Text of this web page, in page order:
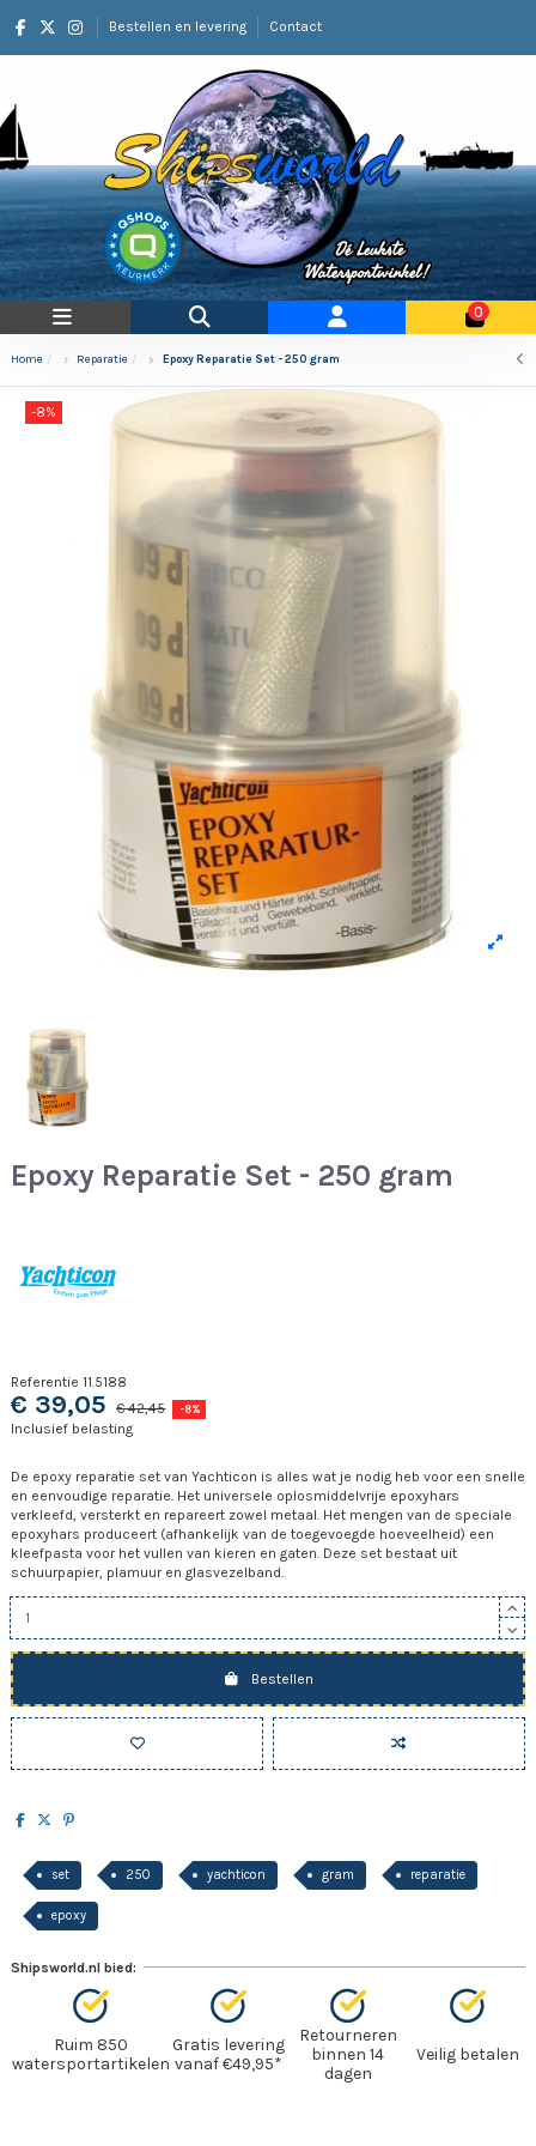
Bestellen en levering Contact
0
Home Reparatie Epoxy Reparatie Set - 250 gram
-8%
Epoxy Reparatie Set - 250 gram
Referentie 11.5188
€ 39,05 € 42,45 -8%
Inclusief belasting
De epoxy reparatie set van Yachticon is alles wat je nodig heb voor een snelle
en eenvoudige reparatie. Het universele oplosmiddelvrije epoxyhars
verkleefd, versterkt en repareert zowel metaal. Het mengen van de speciale
epoxyhars produceert (afhankelijk van de toegevoegde hoeveelheid) een
kleefpasta voor het vullen van kieren en gaten. Deze set bestaat uit
schuurpapier, plamuur en glasvezelband.
Bestellen
set 250 yachticon gram reparatie
epoxy
Shipsworld.nl bied:
Ruim 850
watersportartikelen
Gratis levering
vanaf €49,95*
Retourneren
binnen 14
dagen
Veilig betalen